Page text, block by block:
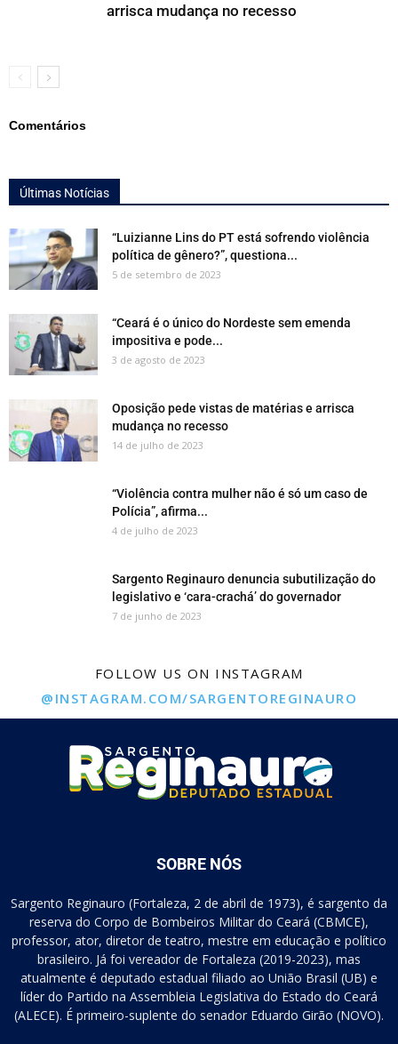
arrisca mudança no recesso
Comentários
Últimas Notícias
“Luizianne Lins do PT está sofrendo violência
política de gênero?”, questiona...
5 de setembro de 2023
“Ceará é o único do Nordeste sem emenda
impositiva e pode...
3 de agosto de 2023
Oposição pede vistas de matérias e arrisca
mudança no recesso
14 de julho de 2023
“Violência contra mulher não é só um caso de
Polícia”, afirma...
4 de julho de 2023
Sargento Reginauro denuncia subutilização do
legislativo e ‘cara-crachá’ do governador
7 de junho de 2023
FOLLOW US ON INSTAGRAM
@INSTAGRAM.COM/SARGENTOREGINAURO
SOBRE NÓS
Sargento Reginauro (Fortaleza, 2 de abril de 1973), é sargento da
reserva do Corpo de Bombeiros Militar do Ceará (CBMCE),
professor, ator, diretor de teatro, mestre em educação e político
brasileiro. Já foi vereador de Fortaleza (2019-2023), mas
atualmente é deputado estadual filiado ao União Brasil (UB) e
líder do Partido na Assembleia Legislativa do Estado do Ceará
(ALECE). É primeiro-suplente do senador Eduardo Girão (NOVO).